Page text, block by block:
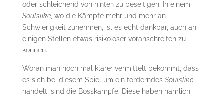
oder schleichend von hinten zu beseitigen. In einem
Soulslike, wo die Kämpfe mehr und mehr an
Schwierigkeit zunehmen, ist es echt dankbar, auch an
einigen Stellen etwas risikoloser voranschreiten zu
können.
Woran man noch mal klarer vermittelt bekommt, dass
es sich bei diesem Spiel um ein forderndes Soulslike
handelt, sind die Bosskämpfe. Diese haben nämlich